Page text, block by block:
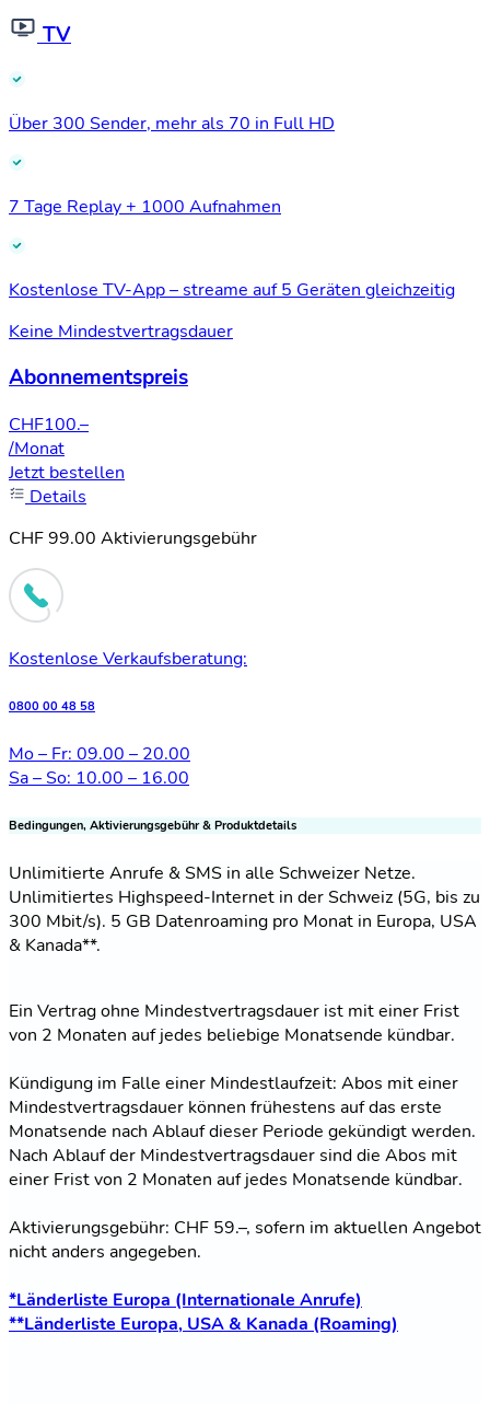
TV
Über 300 Sender, mehr als 70 in Full HD
7 Tage Replay + 1000 Aufnahmen
Kostenlose TV-App – streame auf 5 Geräten gleichzeitig
Keine Mindestvertragsdauer
Abonnementspreis
CHF100.–
/Monat
Jetzt bestellen
Details
CHF 99.00 Aktivierungsgebühr
Kostenlose Verkaufsberatung:
0800 00 48 58
Mo – Fr: 09.00 – 20.00
Sa – So: 10.00 – 16.00
Bedingungen, Aktivierungsgebühr & Produktdetails
Unlimitierte Anrufe & SMS in alle Schweizer Netze.
Unlimitiertes Highspeed-Internet in der Schweiz (5G, bis zu
300 Mbit/s). 5 GB Datenroaming pro Monat in Europa, USA
& Kanada**.
Ein Vertrag ohne Mindestvertragsdauer ist mit einer Frist
von 2 Monaten auf jedes beliebige Monatsende kündbar.
Kündigung im Falle einer Mindestlaufzeit: Abos mit einer
Mindestvertragsdauer können frühestens auf das erste
Monatsende nach Ablauf dieser Periode gekündigt werden.
Nach Ablauf der Mindestvertragsdauer sind die Abos mit
einer Frist von 2 Monaten auf jedes Monatsende kündbar.
Aktivierungsgebühr: CHF 59.–, sofern im aktuellen Angebot
nicht anders angegeben.
*Länderliste Europa (Internationale Anrufe)
**Länderliste Europa, USA & Kanada (Roaming)